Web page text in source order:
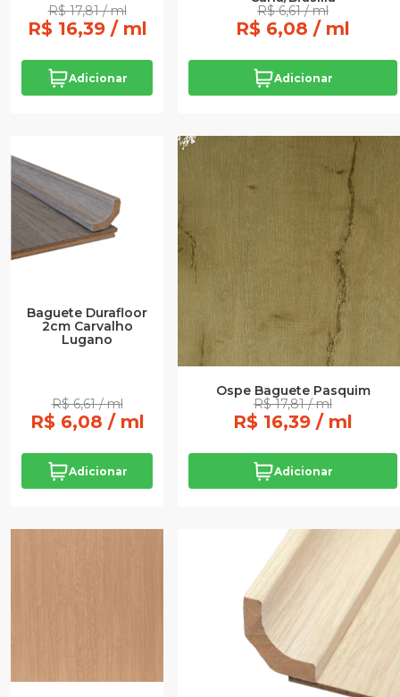
R$ 17,81 / ml
R$ 16,39 / ml
Adicionar
R$ 6,61 / ml
R$ 6,08 / ml
Adicionar
Baguete Durafloor
2cm Carvalho
Lugano
R$ 6,61 / ml
R$ 6,08 / ml
Adicionar
Ospe Baguete Pasquim
R$ 17,81 / ml
R$ 16,39 / ml
Adicionar